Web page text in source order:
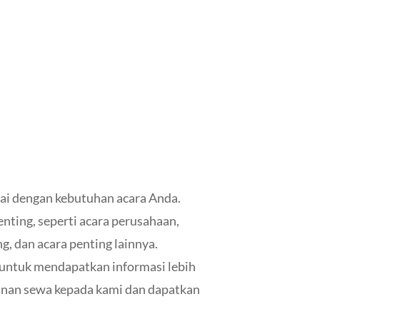
dengan kebutuhan acara Anda.
seperti acara perusahaan,
dan acara penting lainnya.
mendapatkan informasi lebih
sewa kepada kami dan dapatkan